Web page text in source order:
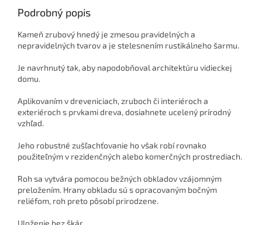
Podrobný popis
Kameň zrubový hnedý je zmesou pravidelných a
nepravidelných tvarov a je stelesnením rustikálneho šarmu.
Je navrhnutý tak, aby napodobňoval architektúru vidieckej
domu.
Aplikovaním v dreveniciach, zruboch či interiéroch a
exteriéroch s prvkami dreva, dosiahnete ucelený prírodný
vzhľad.
Jeho robustné zušľachťovanie ho však robí rovnako
použiteľným v rezidenčných alebo komerčných prostrediach.
Roh sa vytvára pomocou bežných obkladov vzájomným
preložením. Hrany obkladu sú s opracovaným bočným
reliéfom, roh preto pôsobí prirodzene.